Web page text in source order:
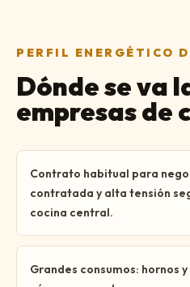
PERFIL ENERGÉTICO
Dónde se va
empresas de
Contrato habitual para
contratada y alta tensión
cocina central.
Grandes consumos: hornos